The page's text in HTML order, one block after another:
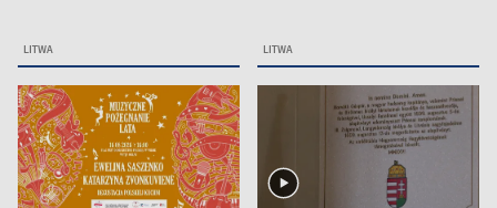
LITWA LITWA